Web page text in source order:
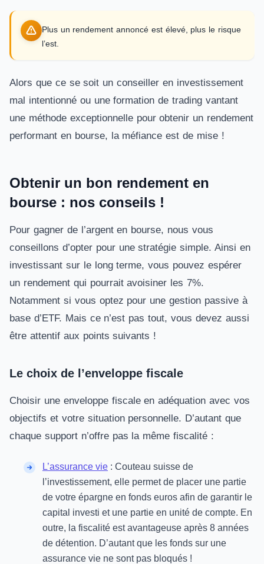
Plus un rendement annoncé est élevé, plus le risque
l’est.
Alors que ce se soit un conseiller en investissement
mal intentionné ou une formation de trading vantant
une méthode exceptionnelle pour obtenir un rendement
performant en bourse, la méfiance est de mise !
Obtenir un bon rendement en
bourse : nos conseils !
Pour gagner de l’argent en bourse, nous vous
conseillons d’opter pour une stratégie simple. Ainsi en
investissant sur le long terme, vous pouvez espérer
un rendement qui pourrait avoisiner les 7%.
Notamment si vous optez pour une gestion passive à
base d’ETF. Mais ce n’est pas tout, vous devez aussi
être attentif aux points suivants !
Le choix de l’enveloppe fiscale
Choisir une enveloppe fiscale en adéquation avec vos
objectifs et votre situation personnelle. D’autant que
chaque support n’offre pas la même fiscalité :
L’assurance vie : Couteau suisse de
l’investissement, elle permet de placer une partie
de votre épargne en fonds euros afin de garantir le
capital investi et une partie en unité de compte. En
outre, la fiscalité est avantageuse après 8 années
de détention. D’autant que les fonds sur une
assurance vie ne sont pas bloqués !